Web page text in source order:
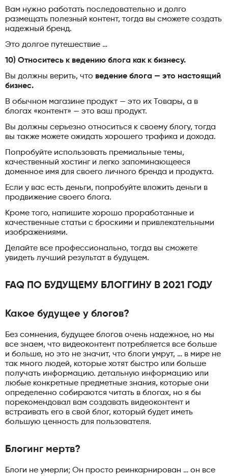
Вам нужно работать последовательно и долго
размещать полезный контент, тогда вы сможете создать
надежный бренд.
Это долгое путешествие …
10) Относитесь к ведению блога как к бизнесу.
Вы должны верить, что ведение блога — это настоящий
бизнес.
В обычном магазине продукт — это их Товары, а в
блогах «контент» — это ваш продукт.
Вы должны серьезно относиться к своему блогу, тогда
вы также можете ожидать хорошего трафика и дохода.
Попробуйте использовать премиальные темы,
качественный хостинг и легко запоминающееся
доменное имя для своего личного бренда и продукта.
Если у вас есть деньги, попробуйте вложить деньги в
продвижение своего блога.
Кроме того, напишите хорошо проработанные и
качественные статьи с броскими и привлекательными
изображениями.
Делайте все профессионально, тогда вы сможете
увидеть лучший результат в будущем.
FAQ ПО БУДУЩЕМУ БЛОГГИНУ В 2021 ГОДУ
Какое будущее у блогов?
Без сомнения, будущее блогов очень надежное, но мы
все знаем, что видеоконтент потребляется все больше
и больше, но это не значит, что блоги умрут, … в мире не
так много людей, которые хотят быстро или больше
получать информацию. детальную информацию или
любые конкретные предметные знания, которые они
определенно собираются читать в блогах, но я бы
порекомендовал вам создавать видеоконтент и
встраивать его в свой блог, который будет иметь
большую ценность для пользователя.
Блогинг мертв?
Блоги не умерли; Он просто реинкарнирован … он все